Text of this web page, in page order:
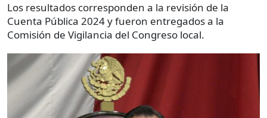
Los resultados corresponden a la revisión de la
Cuenta Pública 2024 y fueron entregados a la
Comisión de Vigilancia del Congreso local.